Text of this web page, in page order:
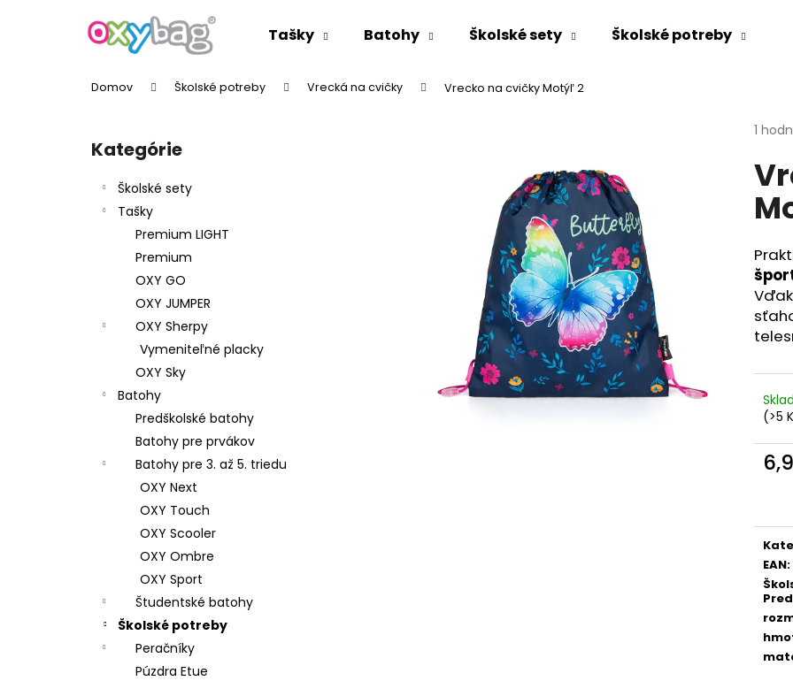
Tašky Batohy Školské sety Školské potreby
Domov Školské potreby Vrecká na cvičky Vrecko na cvičky Motýľ 2
Preskočiť
kategórie
Kategórie
Školské sety
Tašky
Premium LIGHT
Premium
OXY GO
OXY JUMPER
OXY Sherpy
Vymeniteľné placky
OXY Sky
Batohy
Predškolské batohy
Batohy pre prvákov
Batohy pre 3. až 5. triedu
OXY Next
OXY Touch
OXY Scooler
OXY Ombre
OXY Sport
Študentské batohy
Školské potreby
Peračníky
Púzdra Etue
je
5,0
1
(>5
EAN:
Späť
obchodu
Späť
obchodu
Čo potrebujete nájsť?
Odporúčame
ŠKOLSKÝ SET 8-DIELNY OXY JUMPER
KOLIBRÍK FIALOVÝ
ŠKOLSKÝ SET 8-DIELNY OXY GO
BOX NA ZOŠITY